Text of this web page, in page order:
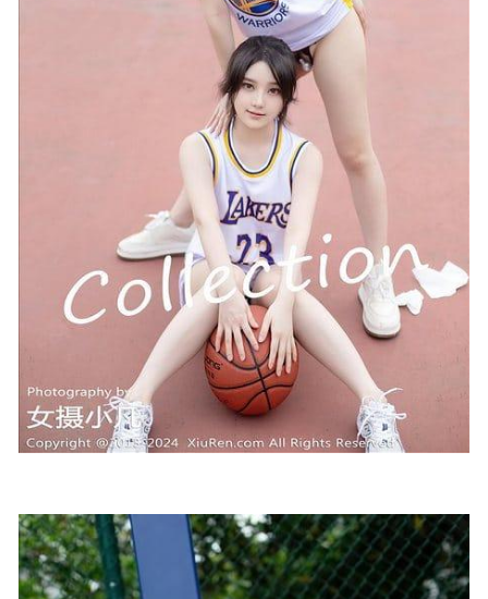
[Xiuren秀人网]2023.06.30 NO.7008 鱼子酱Fish[80+1P／
[微密圈]猪饲料 –放大看有惊喜 [9P1V-86MB]
鹿八岁baby – 室内绿主题 [78P1V-3.07GB]